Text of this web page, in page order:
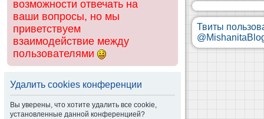
возможности отвечать на
ваши вопросы, но мы
приветствуем
взаимодействие между
пользователями
Удалить cookies конференции
Вы уверены, что хотите удалить все cookie,
установленные данной конференцией?
Твиты